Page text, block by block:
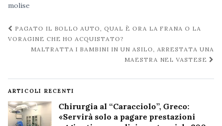
molise
Navigazione
post
PAGATO IL BOLLO AUTO, QUAL È ORA LA FRANA O LA
VORAGINE CHE HO ACQUISTATO?
MALTRATTA I BAMBINI IN UN ASILO, ARRESTATA UNA
MAESTRA NEL VASTESE
ARTICOLI RECENTI
Chirurgia al “Caracciolo”, Greco:
«Servirà solo a pagare prestazioni